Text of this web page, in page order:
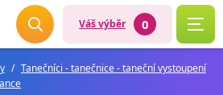
Váš výběr 0
/ Tanečníci - tanečnice - taneční vystoupení